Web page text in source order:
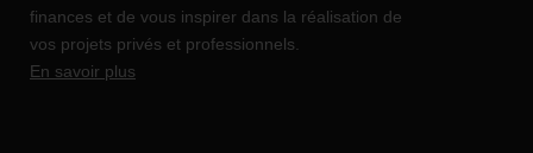
finances et de vous inspirer dans la réalisation de
vos projets privés et professionnels.
En savoir plus